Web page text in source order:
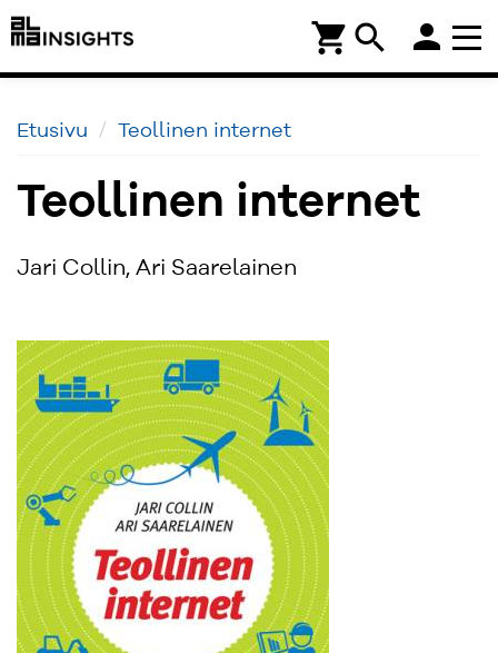
search
shopping_cart person
Etusivu Teollinen internet
Teollinen internet
Jari Collin, Ari Saarelainen